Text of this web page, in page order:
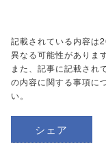
記載されている内容は
異なる可能性がありま
また、記事に記載され
の内容に関する事項に
い。
シェア